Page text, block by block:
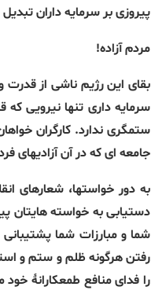
پیروزی بر سرمایه داران
مردم آزاده!
سرمایه داری تنها نیرویی
ستمگری ندارد. کارگران
جامعه ای که در آن آزادیهای
به دور خواستها، شعارهای
دستیابی به خواسته هایتان
شما و مبارزات شما
رفتن هرگونه ظلم و ستم و
را فدای منافع طمعکارانهٔ